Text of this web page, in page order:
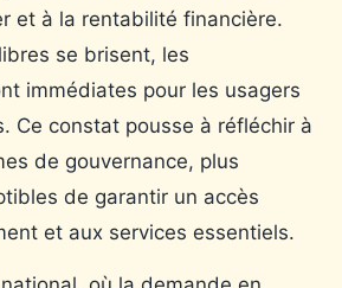
et à la rentabilité financière.
se brisent, les
immédiates pour les usagers
Ce constat pousse à réfléchir à
de gouvernance, plus
de garantir un accès
et aux services essentiels.